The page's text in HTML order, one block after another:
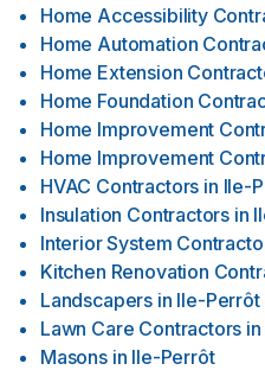
Home Accessibility
Home Automation
Home Extension
Home Foundation
Home Improvement
Home Improvement
HVAC Contractors in Ile-
Insulation Contractors in
Interior System
Kitchen Renovation
Landscapers in Ile-Perrôt
Lawn Care Contractors in
Masons in Ile-Perrôt